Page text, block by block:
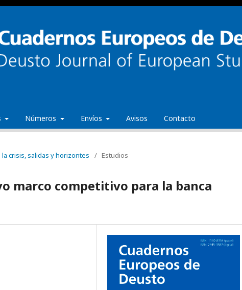
Números Envíos Avisos Contacto
la crisis, salidas y horizontes / Estudios
marco competitivo para la banca